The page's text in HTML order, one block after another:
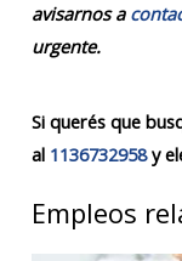
avisarnos a
urgente.
Si querés que
al 1136732958y
Empleos